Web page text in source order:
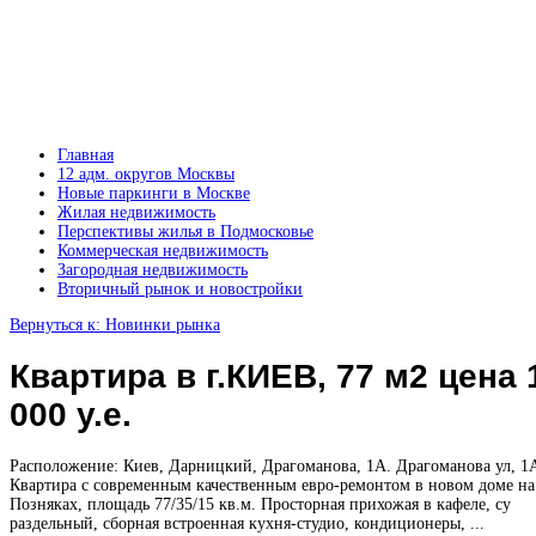
Главная
12 адм. округов Москвы
Новые паркинги в Москве
Жилая недвижимость
Перспективы жилья в Подмосковье
Коммерческая недвижимость
Загородная недвижимость
Вторичный рынок и новостройки
Вернуться к: Новинки рынка
Квартира в г.КИЕВ, 77 м2 цена
000 у.е.
Расположение: Киев, Дарницкий, Драгоманова, 1А. Драгоманова ул,
Квартира с современным качественным евро-ремонтом в новом доме на
Позняках, площадь 77/35/15 кв.м. Просторная прихожая в кафеле, су
раздельный, сборная встроенная кухня-студио, кондиционеры, ...